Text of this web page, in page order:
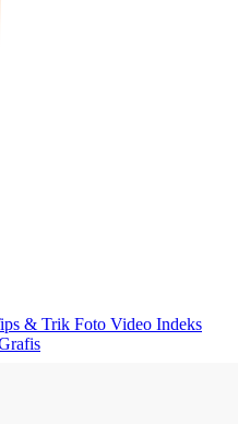
& Trik Foto Video Indeks